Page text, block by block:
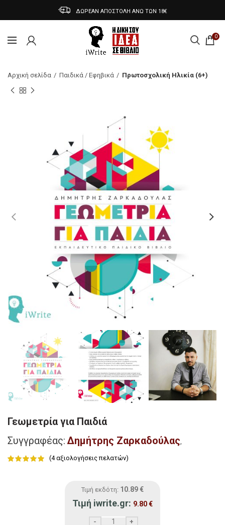
ΔΩΡΕΑΝ ΑΠΟΣΤΟΛΗ ΑΝΩ ΤΩΝ 18€
0
Αρχική σελίδα Παιδικά / Εφηβικά Πρωτοσχολική Ηλικία (6+)
Γεωμετρία για Παιδιά
Συγγραφέας:Δημήτρης Ζαρκαδούλας,
(4αξιολογήσεις πελατών)
Τιμή εκδότη: 10.89 €
Τιμή iwrite.gr: 9.80€